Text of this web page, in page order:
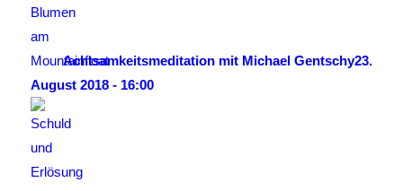
Achtsamkeitsmeditation mit Michael Gentschy23.
August 2018 - 16:00